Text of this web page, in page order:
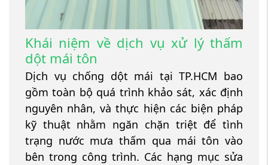
Khái niệm về dịch vụ xử lý thấm
dột mái tôn
Dịch vụ chống dột mái tại TP.HCM bao
gồm toàn bộ quá trình khảo sát, xác định
nguyên nhân, và thực hiện các biện pháp
kỹ thuật nhằm ngăn chặn triệt để tình
trạng nước mưa thấm qua mái tôn vào
bên trong công trình. Các hạng mục sửa